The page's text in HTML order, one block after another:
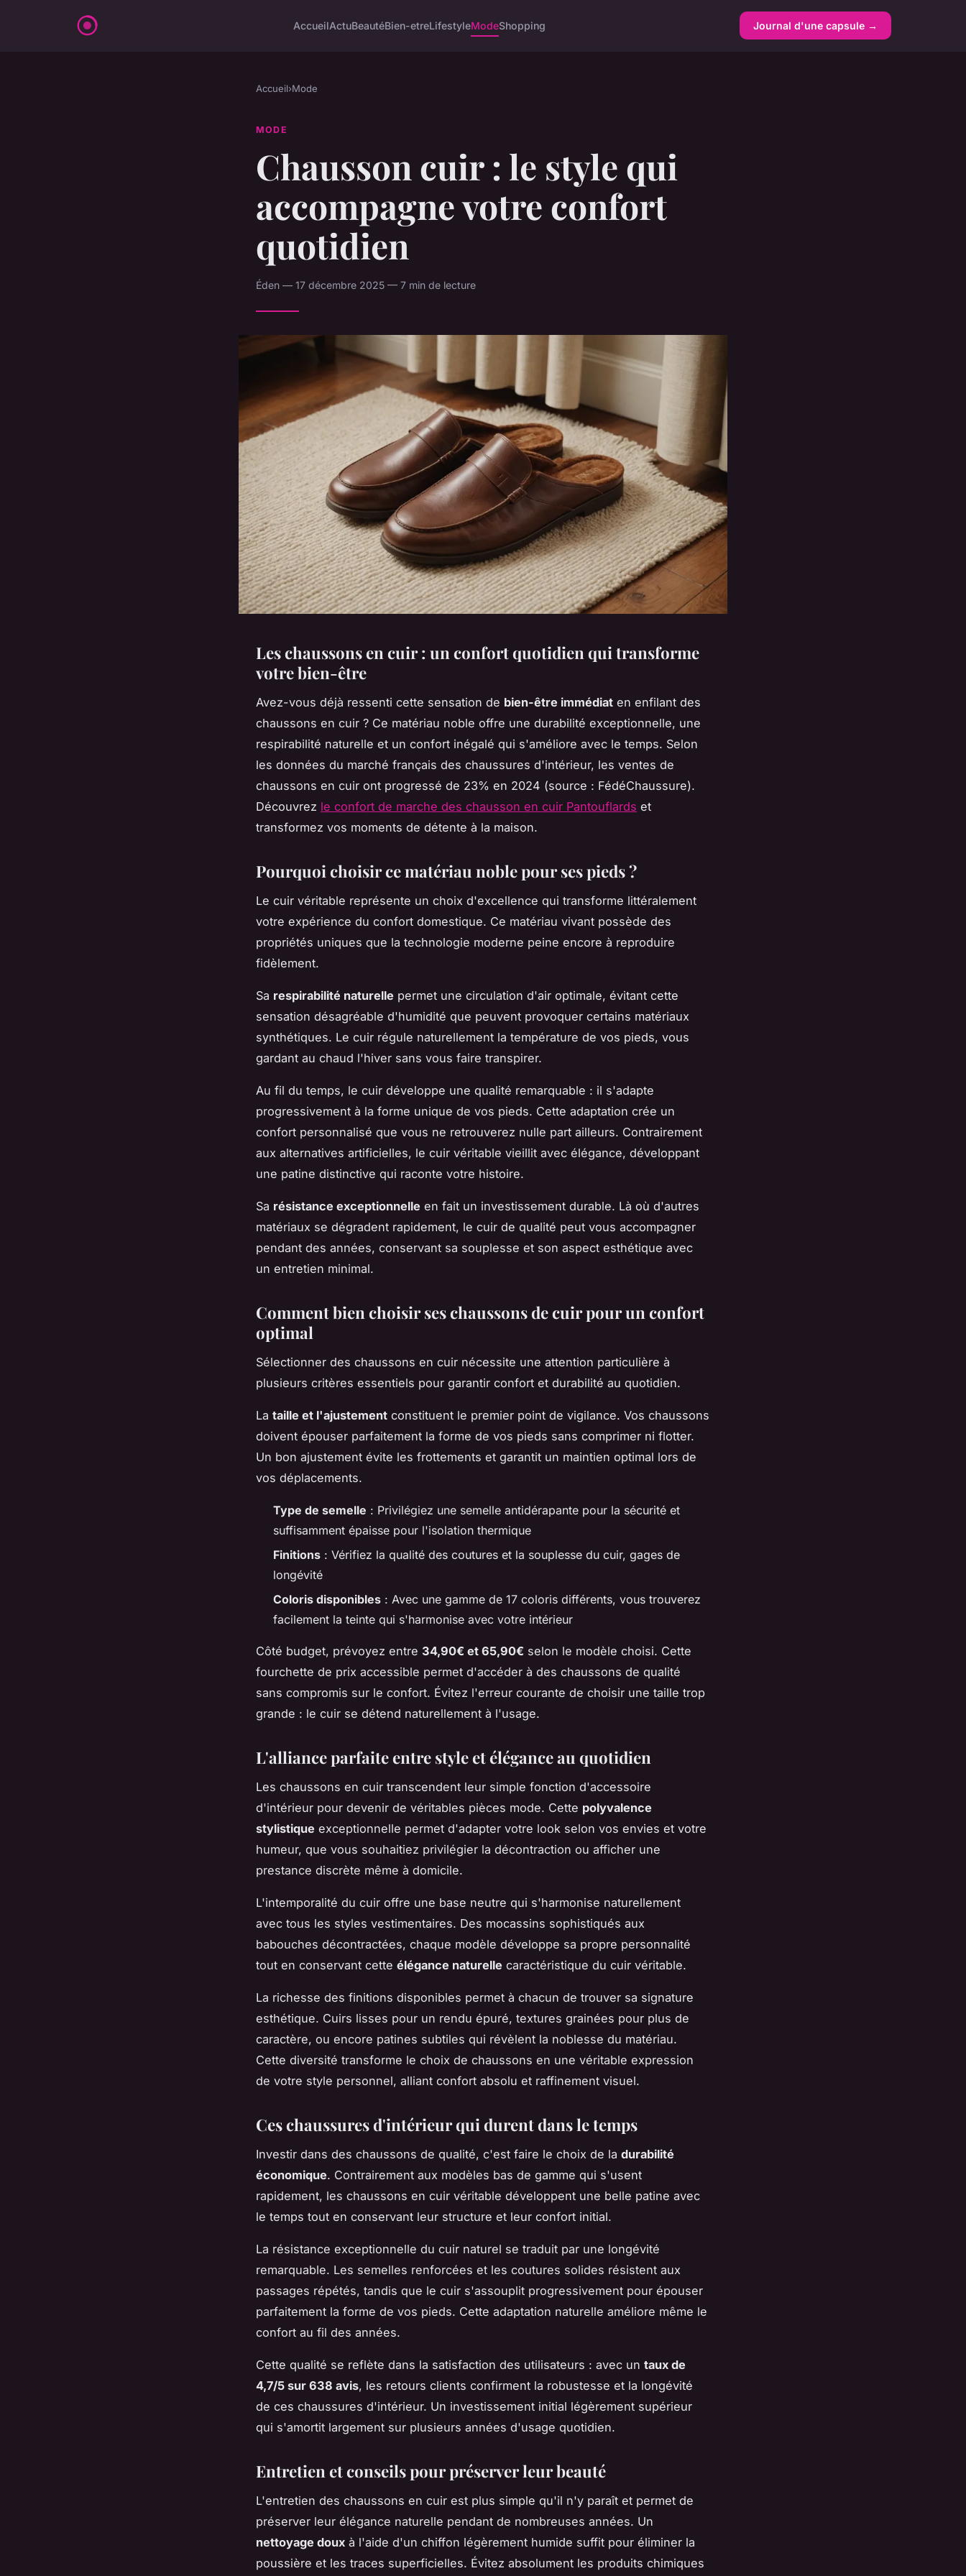
AccueilActuBeautéBien-etreLifestyleModeShopping Journal d'une capsule →
Accueil›Mode
MODE
Chausson cuir : le style qui
accompagne votre confort
quotidien
Éden — 17 décembre 2025 — 7 min de lecture
Les chaussons en cuir : un confort quotidien qui transforme
votre bien-être
Avez-vous déjà ressenti cette sensation de bien-être immédiat en enfilant des
chaussons en cuir ? Ce matériau noble offre une durabilité exceptionnelle, une
respirabilité naturelle et un confort inégalé qui s'améliore avec le temps. Selon
les données du marché français des chaussures d'intérieur, les ventes de
chaussons en cuir ont progressé de 23% en 2024 (source : FédéChaussure).
Découvrez le confort de marche des chausson en cuir Pantouflards et
transformez vos moments de détente à la maison.
Pourquoi choisir ce matériau noble pour ses pieds ?
Le cuir véritable représente un choix d'excellence qui transforme littéralement
votre expérience du confort domestique. Ce matériau vivant possède des
propriétés uniques que la technologie moderne peine encore à reproduire
fidèlement.
Sa respirabilité naturelle permet une circulation d'air optimale, évitant cette
sensation désagréable d'humidité que peuvent provoquer certains matériaux
synthétiques. Le cuir régule naturellement la température de vos pieds, vous
gardant au chaud l'hiver sans vous faire transpirer.
Au fil du temps, le cuir développe une qualité remarquable : il s'adapte
progressivement à la forme unique de vos pieds. Cette adaptation crée un
confort personnalisé que vous ne retrouverez nulle part ailleurs. Contrairement
aux alternatives artificielles, le cuir véritable vieillit avec élégance, développant
une patine distinctive qui raconte votre histoire.
Sa résistance exceptionnelle en fait un investissement durable. Là où d'autres
matériaux se dégradent rapidement, le cuir de qualité peut vous accompagner
pendant des années, conservant sa souplesse et son aspect esthétique avec
un entretien minimal.
Comment bien choisir ses chaussons de cuir pour un confort
optimal
Sélectionner des chaussons en cuir nécessite une attention particulière à
plusieurs critères essentiels pour garantir confort et durabilité au quotidien.
La taille et l'ajustement constituent le premier point de vigilance. Vos chaussons
doivent épouser parfaitement la forme de vos pieds sans comprimer ni flotter.
Un bon ajustement évite les frottements et garantit un maintien optimal lors de
vos déplacements.
Type de semelle : Privilégiez une semelle antidérapante pour la sécurité et
suffisamment épaisse pour l'isolation thermique
Finitions : Vérifiez la qualité des coutures et la souplesse du cuir, gages de
longévité
Coloris disponibles : Avec une gamme de 17 coloris différents, vous trouverez
facilement la teinte qui s'harmonise avec votre intérieur
Côté budget, prévoyez entre 34,90€ et 65,90€ selon le modèle choisi. Cette
fourchette de prix accessible permet d'accéder à des chaussons de qualité
sans compromis sur le confort. Évitez l'erreur courante de choisir une taille trop
grande : le cuir se détend naturellement à l'usage.
L'alliance parfaite entre style et élégance au quotidien
Les chaussons en cuir transcendent leur simple fonction d'accessoire
d'intérieur pour devenir de véritables pièces mode. Cette polyvalence
stylistique exceptionnelle permet d'adapter votre look selon vos envies et votre
humeur, que vous souhaitiez privilégier la décontraction ou afficher une
prestance discrète même à domicile.
L'intemporalité du cuir offre une base neutre qui s'harmonise naturellement
avec tous les styles vestimentaires. Des mocassins sophistiqués aux
babouches décontractées, chaque modèle développe sa propre personnalité
tout en conservant cette élégance naturelle caractéristique du cuir véritable.
La richesse des finitions disponibles permet à chacun de trouver sa signature
esthétique. Cuirs lisses pour un rendu épuré, textures grainées pour plus de
caractère, ou encore patines subtiles qui révèlent la noblesse du matériau.
Cette diversité transforme le choix de chaussons en une véritable expression
de votre style personnel, alliant confort absolu et raffinement visuel.
Ces chaussures d'intérieur qui durent dans le temps
Investir dans des chaussons de qualité, c'est faire le choix de la durabilité
économique. Contrairement aux modèles bas de gamme qui s'usent
rapidement, les chaussons en cuir véritable développent une belle patine avec
le temps tout en conservant leur structure et leur confort initial.
La résistance exceptionnelle du cuir naturel se traduit par une longévité
remarquable. Les semelles renforcées et les coutures solides résistent aux
passages répétés, tandis que le cuir s'assouplit progressivement pour épouser
parfaitement la forme de vos pieds. Cette adaptation naturelle améliore même le
confort au fil des années.
Cette qualité se reflète dans la satisfaction des utilisateurs : avec un taux de
4,7/5 sur 638 avis, les retours clients confirment la robustesse et la longévité
de ces chaussures d'intérieur. Un investissement initial légèrement supérieur
qui s'amortit largement sur plusieurs années d'usage quotidien.
Entretien et conseils pour préserver leur beauté
L'entretien des chaussons en cuir est plus simple qu'il n'y paraît et permet de
préserver leur élégance naturelle pendant de nombreuses années. Un
nettoyage doux à l'aide d'un chiffon légèrement humide suffit pour éliminer la
poussière et les traces superficielles. Évitez absolument les produits chimiques